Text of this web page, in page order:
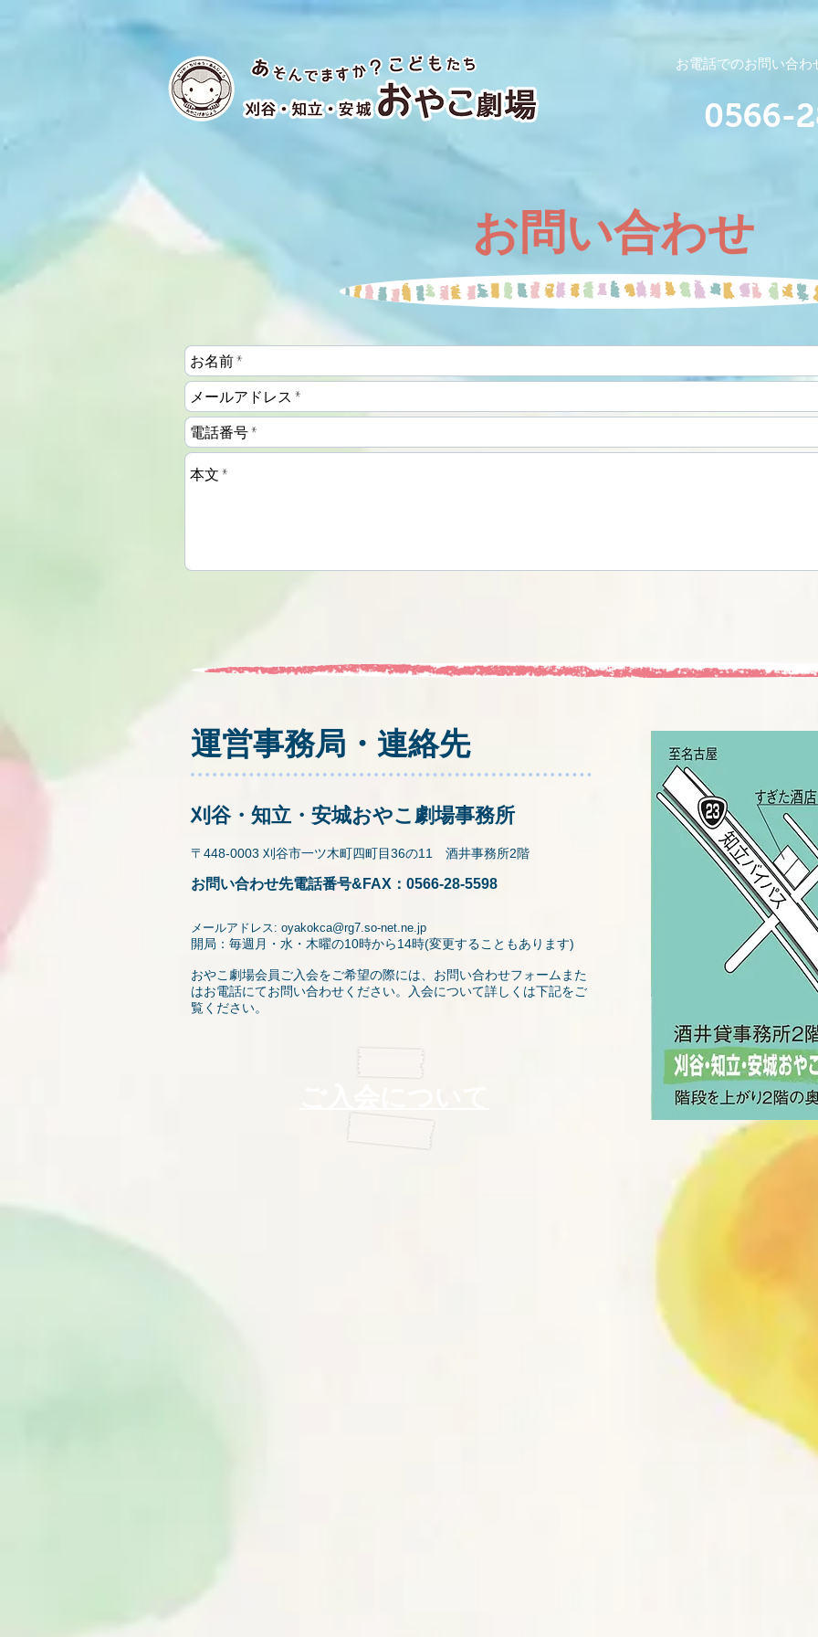
お電話でのお問い合
0566-
お問い合わせ
〒448-0003 刈谷市一ツ木町四町目36の11 酒井事務所2階
運営事務局・連絡先
刈谷・知立・安城おやこ劇場事務所
お問い合わせ先電話番号&FAX：0566-28-5598
メールアドレス: oyakokca@rg7.so-net.ne.jp
開局：毎週月・水・木曜の10時から14時(変更することもあります)
​おやこ劇場会員ご入会をご希望の際には、お問い合わせフォームまた
はお電話にてお問い合わせください。入会について詳しくは下記をご
覧ください。